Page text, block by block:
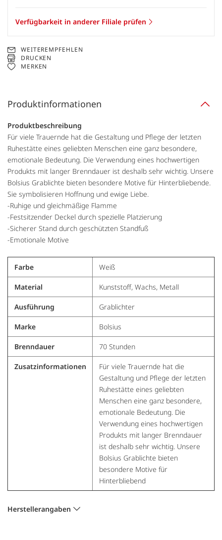
Verfügbarkeit in anderer Filiale prüfen
WEITEREMPFEHLEN
DRUCKEN
MERKEN
Produktinformationen
Produktbeschreibung
Für viele Trauernde hat die Gestaltung und Pflege der letzten
Ruhestätte eines geliebten Menschen eine ganz besondere,
emotionale Bedeutung. Die Verwendung eines hochwertigen
Produkts mit langer Brenndauer ist deshalb sehr wichtig. Unsere
Bolsius Grablichte bieten besondere Motive für Hinterbliebende.
Sie symbolisieren Hoffnung und ewige Liebe.
-Ruhige und gleichmäßige Flamme
-Festsitzender Deckel durch spezielle Platzierung
-Sicherer Stand durch geschützten Standfuß
-Emotionale Motive
Farbe Weiß
Material Kunststoff, Wachs, Metall
Ausführung Grablichter
Marke Bolsius
Brenndauer 70 Stunden
Zusatzinformationen
Für viele Trauernde hat die
Gestaltung und Pflege der letzten
Ruhestätte eines geliebten
Menschen eine ganz besondere,
emotionale Bedeutung. Die
Verwendung eines hochwertigen
Produkts mit langer Brenndauer
ist deshalb sehr wichtig. Unsere
Bolsius Grablichte bieten
besondere Motive für
Hinterbliebend
Herstellerangaben